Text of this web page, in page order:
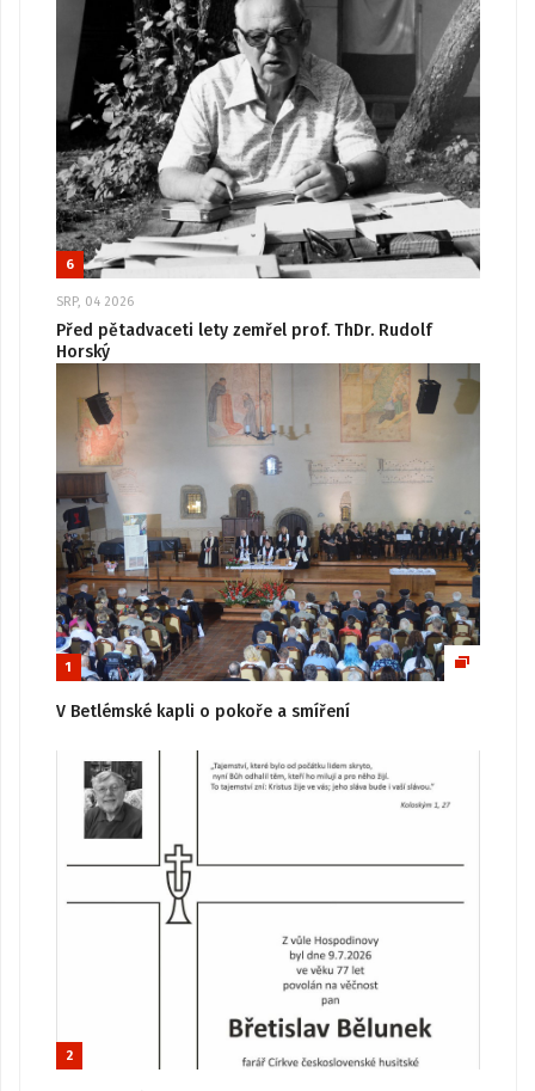
6
SRP, 04 2026
Před pětadvaceti lety zemřel prof. ThDr. Rudolf
Horský
1
V Betlémské kapli o pokoře a smíření
2